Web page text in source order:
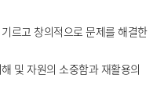
르고 창의적으로 문제를 해결한
및 자원의 소중함과 재활용의